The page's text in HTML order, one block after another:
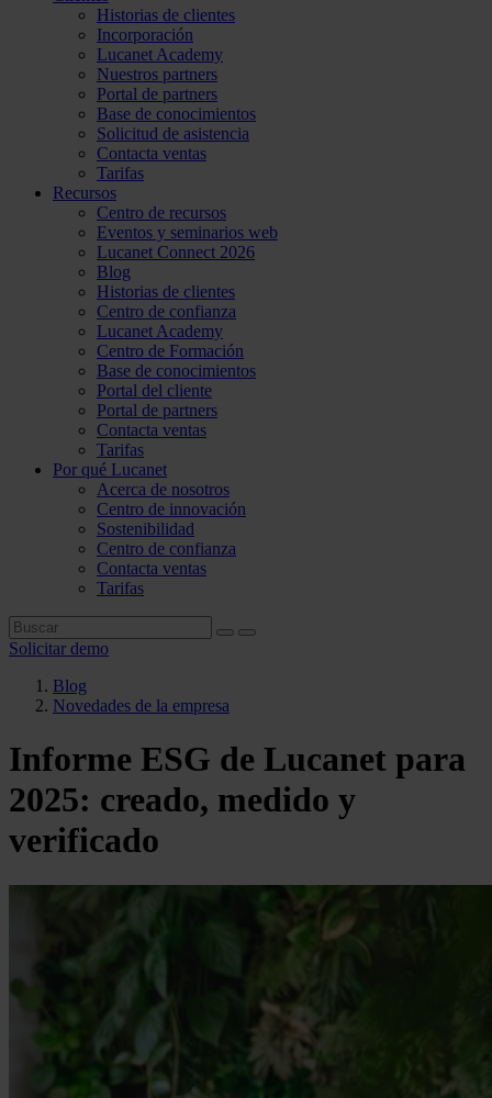
Historias de clientes
Incorporación
Lucanet Academy
Nuestros partners
Portal de partners
Base de conocimientos
Solicitud de asistencia
Contacta ventas
Tarifas
Recursos
Centro de recursos
Eventos y seminarios web
Lucanet Connect 2026
Blog
Historias de clientes
Centro de confianza
Lucanet Academy
Centro de Formación
Base de conocimientos
Portal del cliente
Portal de partners
Contacta ventas
Tarifas
Por qué Lucanet
Acerca de nosotros
Centro de innovación
Sostenibilidad
Centro de confianza
Contacta ventas
Tarifas
Solicitar demo
Blog
Novedades de la empresa
Informe ESG de Lucanet para
2025: creado, medido y
verificado